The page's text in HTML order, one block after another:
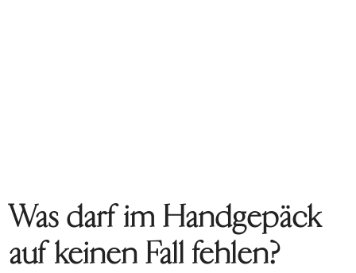
Was darf im Handgepäck
auf keinen Fall fehlen?